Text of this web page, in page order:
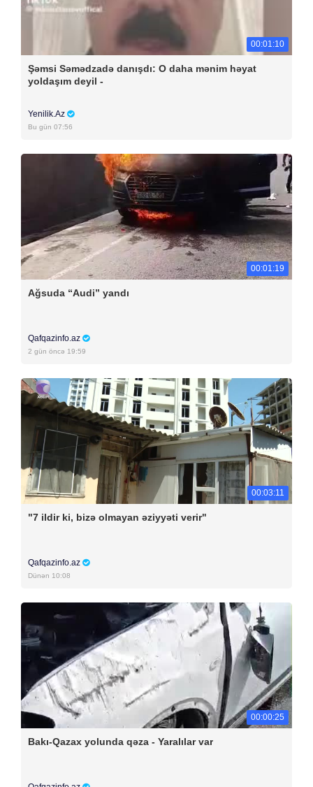
00:01:10
Şəmsi Səmədzadə danışdı: O daha mənim həyat
yoldaşım deyil -
Yenilik.Az
Bu gün 07:56
00:01:19
Ağsuda “Audi” yandı
Qafqazinfo.az
2 gün öncə 19:59
00:03:11
"7 ildir ki, bizə olmayan əziyyəti verir"
Qafqazinfo.az
Dünən 10:08
00:00:25
Bakı-Qazax yolunda qəza - Yaralılar var